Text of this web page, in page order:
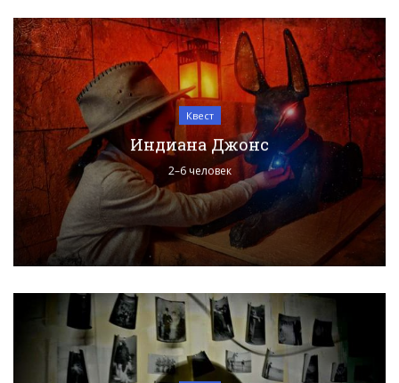
Квест
Индиана Джонс
2–6 человек